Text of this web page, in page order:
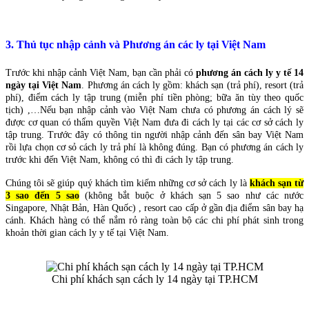
3. Thủ tục nhập cảnh và Phương án các ly tại Việt Nam
Trước khi nhập cảnh Việt Nam, bạn cần phải có phương án cách ly y tế 14
ngày tại Việt Nam . Phương án cách ly gồm: khách sạn (trả phí), resort (trả
phí), điểm cách ly tập trung (miễn phí tiền phòng; bữa ăn tùy theo quốc
tịch) ,…Nếu bạn nhập cảnh vào Việt Nam chưa có phương án cách lý sẽ
được cơ quan có thẩm quyền Việt Nam đưa đi cách ly tại các cơ sở cách ly
tập trung. Trước đây có thông tin người nhập cảnh đến sân bay Việt Nam
rồi lựa chọn cơ sỏ cách ly trả phí là không đúng. Bạn có phương án cách ly
trước khi đến Việt Nam, không có thì đi cách ly tập trung.
Chúng tôi sẽ giúp quý khách tìm kiếm những cơ sở cách ly là khách sạn từ
3 sao đến 5 sao(không bắt buộc ở khách sạn 5 sao như các nước
Singapore, Nhật Bản, Hàn Quốc) , resort cao cấp ở gần địa điểm sân bay hạ
cánh. Khách hàng có thể nắm rỏ ràng toàn bộ các chi phí phát sinh trong
khoản thời gian cách ly y tế tại Việt Nam.
Chi phí khách sạn cách ly 14 ngày tại TP.HCM